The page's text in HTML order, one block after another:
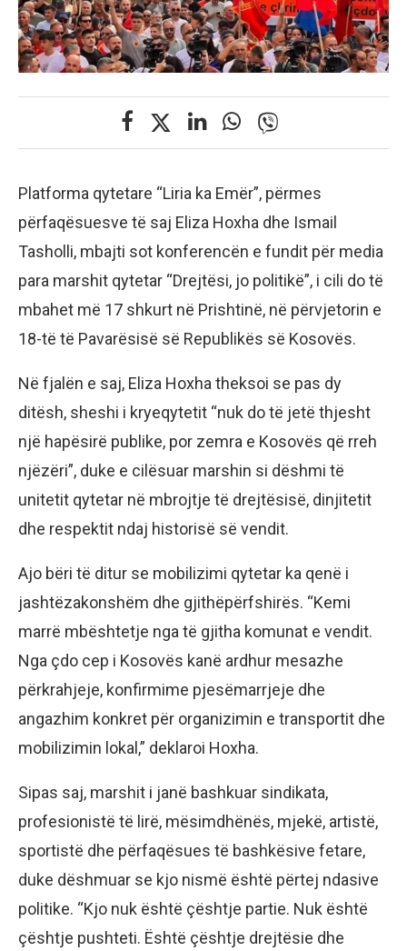
Platforma qytetare “Liria ka Emër”, përmes
përfaqësuesve të saj Eliza Hoxha dhe Ismail
Tasholli, mbajti sot konferencën e fundit për media
para marshit qytetar “Drejtësi, jo politikë”, i cili do të
mbahet më 17 shkurt në Prishtinë, në përvjetorin e
18-të të Pavarësisë së Republikës së Kosovës.
Në fjalën e saj, Eliza Hoxha theksoi se pas dy
ditësh, sheshi i kryeqytetit “nuk do të jetë thjesht
një hapësirë publike, por zemra e Kosovës që rreh
njëzëri”, duke e cilësuar marshin si dëshmi të
unitetit qytetar në mbrojtje të drejtësisë, dinjitetit
dhe respektit ndaj historisë së vendit.
Ajo bëri të ditur se mobilizimi qytetar ka qenë i
jashtëzakonshëm dhe gjithëpërfshirës. “Kemi
marrë mbështetje nga të gjitha komunat e vendit.
Nga çdo cep i Kosovës kanë ardhur mesazhe
përkrahjeje, konfirmime pjesëmarrjeje dhe
angazhim konkret për organizimin e transportit dhe
mobilizimin lokal,” deklaroi Hoxha.
Sipas saj, marshit i janë bashkuar sindikata,
profesionistë të lirë, mësimdhënës, mjekë, artistë,
sportistë dhe përfaqësues të bashkësive fetare,
duke dëshmuar se kjo nismë është përtej ndasive
politike. “Kjo nuk është çështje partie. Nuk është
çështje pushteti. Është çështje drejtësie dhe